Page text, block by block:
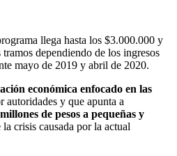
llega hasta los $3.000.000 y
dependiendo de los ingresos
mayo de 2019 y abril de 2020.
económica enfocado en las
autoridades y que apunta a
de pesos a pequeñas y
crisis causada por la actual